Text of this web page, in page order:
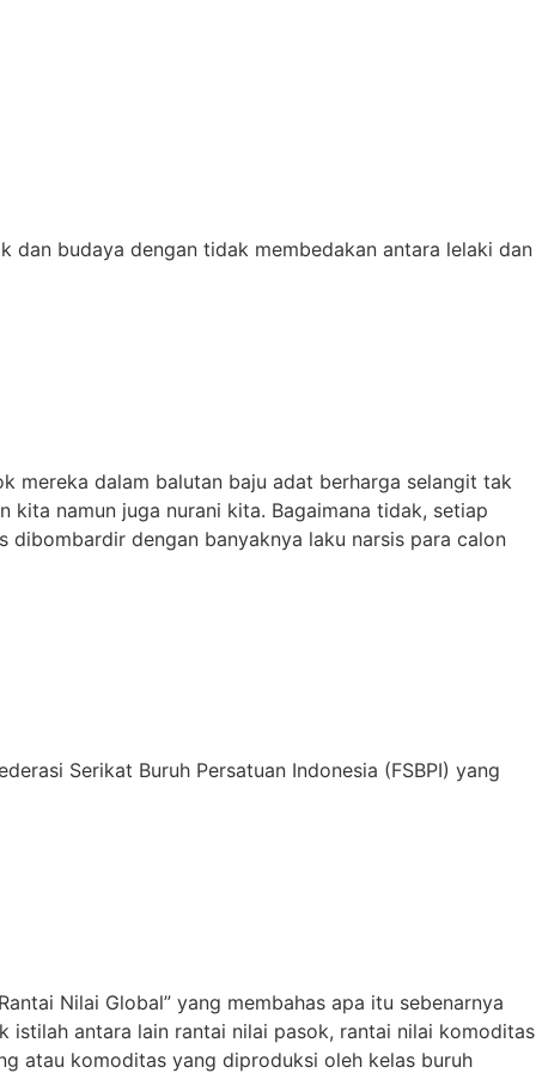
budaya dengan tidak membedakan antara lelaki dan
mereka dalam balutan baju adat berharga selangit tak
namun juga nurani kita. Bagaimana tidak, setiap
dibombardir dengan banyaknya laku narsis para calon
Serikat Buruh Persatuan Indonesia (FSBPI) yang
Nilai Global” yang membahas apa itu sebenarnya
antara lain rantai nilai pasok, rantai nilai komoditas
atau komoditas yang diproduksi oleh kelas buruh